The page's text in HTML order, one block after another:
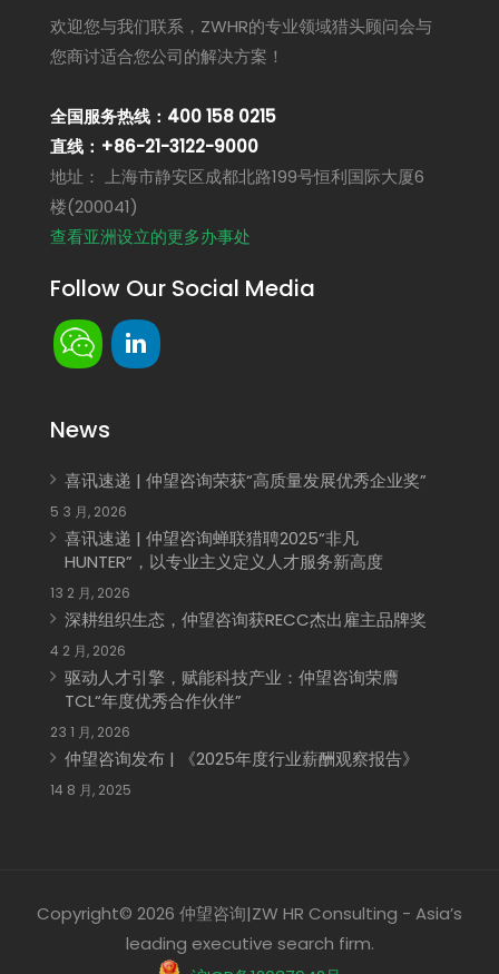
欢迎您与我们联系，ZWHR的专业领域猎头顾问会与
您商讨适合您公司的解决方案！
全国服务热线：400 158 0215
直线：+86-21-3122-9000
地址： 上海市静安区成都北路199号恒利国际大厦6
楼(200041)
查看亚洲设立的更多办事处
Follow Our Social Media
News
喜讯速递 | 仲望咨询荣获“高质量发展优秀企业奖”
5 3 月, 2026
喜讯速递 | 仲望咨询蝉联猎聘2025“非凡
HUNTER”，以专业主义定义人才服务新高度
13 2 月, 2026
深耕组织生态，仲望咨询获RECC杰出雇主品牌奖
4 2 月, 2026
驱动人才引擎，赋能科技产业：仲望咨询荣膺
TCL“年度优秀合作伙伴”
23 1 月, 2026
仲望咨询发布 | 《2025年度行业薪酬观察报告》
14 8 月, 2025
Copyright© 2026 仲望咨询|ZW HR Consulting - Asia’s
leading executive search firm.